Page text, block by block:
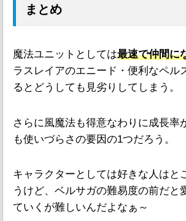
まとめ
魔法ユニットとしては最速で仲間に
ラスレイアのエニード・便利なペル
るとどうしても見劣りしてしまう。
さらに風魔法も得意なわりに成長率
も使いづらさの要因の1つだろう。
キャラクターとしては好きな人はと
うけど、ベルサガの難易度の前だと
ていくが難しいんだよなぁ～